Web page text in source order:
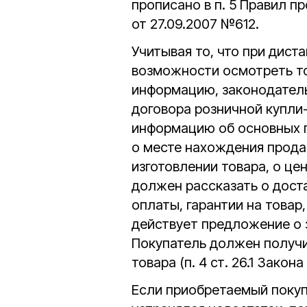
прописано в п. 5 Правил
от 27.09.2007 №612.
Учитывая то, что при
возможности осмотреть
информацию,
договора розничной
информацию об основных
о месте нахождения
изготовлении товара, о
должен рассказать о
оплаты, гарантии на
действует предложение о
Покупатель должен
товара (п. 4 ст. 26.1
Если приобретаемый